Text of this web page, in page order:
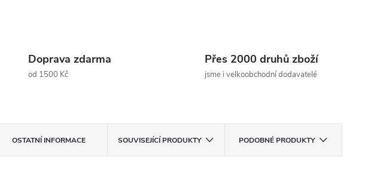
Doprava zdarma
od 1500 Kč
Přes 2000 druhů zboží
jsme i velkoobchodní dodavatelé
OSTATNÍ INFORMACE SOUVISEJÍCÍ PRODUKTY PODOBNÉ PRODUKTY